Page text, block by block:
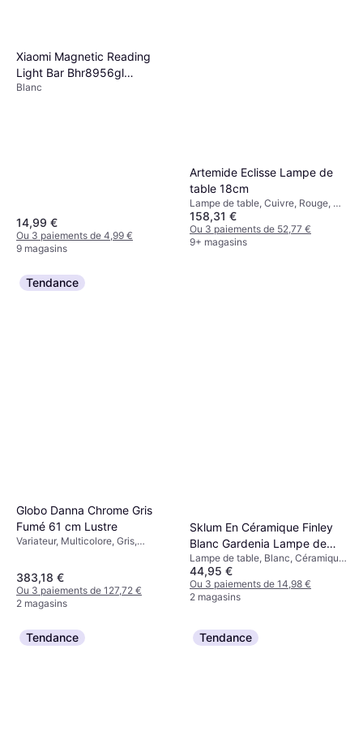
Xiaomi Magnetic Reading
Light Bar Bhr8956gl
Éclairage de banc
Blanc
14,99 €
Ou 3 paiements de 4,99 €
9 magasins
Artemide Eclisse Lampe de
table 18cm
Lampe de table, Cuivre, Rouge, Or,
Blanc, Noir, Jaune, Orange, Argent,
Métal, Acier inoxydable, Classe IP:
IP20, Douille de Lampe: E14
158,31 €
Ou 3 paiements de 52,77 €
9+ magasins
Tendance
Globo Danna Chrome Gris
Fumé 61 cm Lustre
Variateur, Multicolore, Gris,
383,18 €
Ou 3 paiements de 127,72 €
2 magasins
Sklum En Céramique Finley
Blanc Gardenia Lampe de
table
Lampe de table, Blanc, Céramique,
Douille de Lampe: E27
44,95 €
Ou 3 paiements de 14,98 €
2 magasins
Tendance Tendance